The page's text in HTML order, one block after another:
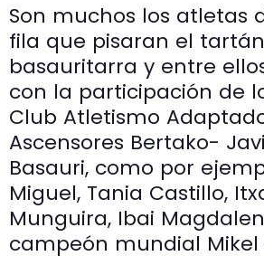
Son muchos los atletas
fila que pisaran el tartán
basauritarra y entre
con la participación de
Club Atletismo
Ascensores Bertako-
Basauri, como por
Miguel, Tania Castillo,
Munguira, Ibai
campeón mundial Mikel